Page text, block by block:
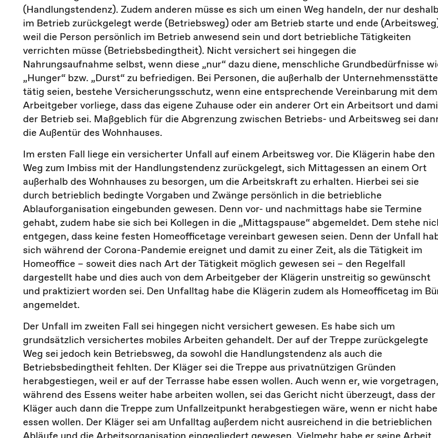
(Handlungstendenz). Zudem anderen müsse es sich um einen Weg handeln, der nur deshalb
im Betrieb zurückgelegt werde (Betriebsweg) oder am Betrieb starte und ende
weil die Person persönlich im Betrieb anwesend sein und dort betriebliche Tätigkeiten
verrichten müsse (Betriebsbedingtheit). Nicht versichert sei hingegen die
Nahrungsaufnahme selbst, wenn diese „nur“ dazu diene, menschliche Grundbedürfnisse
„Hunger“ bzw. „Durst“ zu befriedigen. Bei Personen, die außerhalb der Unternehmensstätte
tätig seien, bestehe Versicherungsschutz, wenn eine entsprechende Vereinbarung mit dem
Arbeitgeber vorliege, dass das eigene Zuhause oder ein anderer Ort ein Arbeitsort und
der Betrieb sei. Maßgeblich für die Abgrenzung zwischen Betriebs- und Arbeitsweg sei
die Außentür des Wohnhauses.
Im ersten Fall liege ein versicherter Unfall auf einem Arbeitsweg vor. Die Klägerin habe den
Weg zum Imbiss mit der Handlungstendenz zurückgelegt, sich Mittagessen an einem Ort
außerhalb des Wohnhauses zu besorgen, um die Arbeitskraft zu erhalten. Hierbei sei sie
durch betrieblich bedingte Vorgaben und Zwänge persönlich in die betriebliche
Ablauforganisation eingebunden gewesen. Denn vor- und nachmittags habe sie Termine
gehabt, zudem habe sie sich bei Kollegen in die „Mittagspause“ abgemeldet. Dem stehe
entgegen, dass keine festen Homeofficetage vereinbart gewesen seien. Denn der Unfall
sich während der Corona-Pandemie ereignet und damit zu einer Zeit, als die Tätigkeit im
Homeoffice – soweit dies nach Art der Tätigkeit möglich gewesen sei – den Regelfall
dargestellt habe und dies auch von dem Arbeitgeber der Klägerin unstreitig so gewünscht
und praktiziert worden sei. Den Unfalltag habe die Klägerin zudem als Homeofficetag im
angemeldet.
Der Unfall im zweiten Fall sei hingegen nicht versichert gewesen. Es habe sich um
grundsätzlich versichertes mobiles Arbeiten gehandelt. Der auf der Treppe zurückgelegte
Weg sei jedoch kein Betriebsweg, da sowohl die Handlungstendenz als auch die
Betriebsbedingtheit fehlten. Der Kläger sei die Treppe aus privatnützigen Gründen
herabgestiegen, weil er auf der Terrasse habe essen wollen. Auch wenn er, wie vorgetragen,
während des Essens weiter habe arbeiten wollen, sei das Gericht nicht überzeugt, dass der
Kläger auch dann die Treppe zum Unfallzeitpunkt herabgestiegen wäre, wenn er nicht habe
essen wollen. Der Kläger sei am Unfalltag außerdem nicht ausreichend in die betrieblichen